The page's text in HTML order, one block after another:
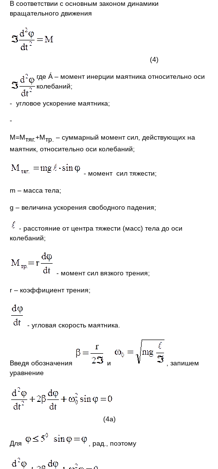
В соответствии с основным законом динамики
вращательного движения
(4)
где Á – момент инерции маятника относительно оси
колебаний;
- угловое ускорение маятника;
-
М=Мтяг.+Мтр. – суммарный момент сил, действующих на
маятник, относительно оси колебаний;
- момент сил тяжести;
m – масса тела;
g – величина ускорения свободного падения;
- расстояние от центра тяжести (масс) тела до оси
колебаний;
- момент сил вязкого трения;
r – коэффициент трения;
- угловая скорость маятника.
Введя обозначения и
, запишем
уравнение
(4а)
Для , рад., поэтому